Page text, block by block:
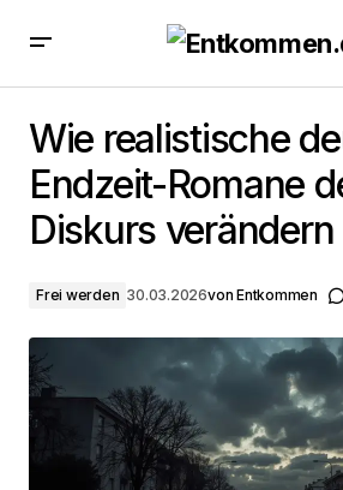
Genre-Diskurs verändern
Wie realistische
Endzeit-Romane
Diskurs verändern
Frei werden 30.03.2026von Entkommen